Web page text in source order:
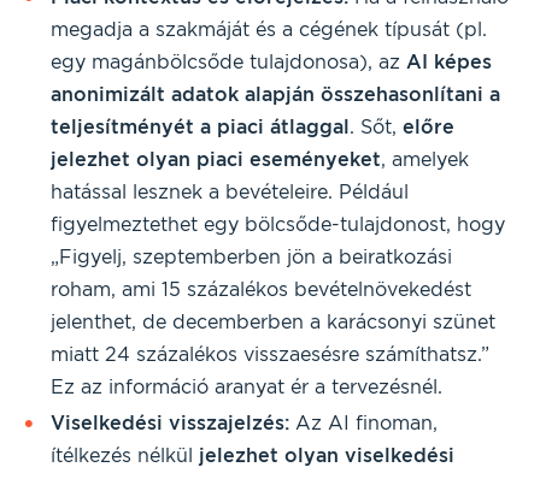
megadja a szakmáját és a cégének típusát (pl.
egy magánbölcsőde tulajdonosa), az AI képes
anonimizált adatok alapján összehasonlítani a
teljesítményét a piaci átlaggal. Sőt, előre
jelezhet olyan piaci eseményeket, amelyek
hatással lesznek a bevételeire. Például
figyelmeztethet egy bölcsőde-tulajdonost, hogy
„Figyelj, szeptemberben jön a beiratkozási
roham, ami 15 százalékos bevételnövekedést
jelenthet, de decemberben a karácsonyi szünet
miatt 24 százalékos visszaesésre számíthatsz.”
Ez az információ aranyat ér a tervezésnél.
Viselkedési visszajelzés: Az AI finoman,
ítélkezés nélkül jelezhet olyan viselkedési